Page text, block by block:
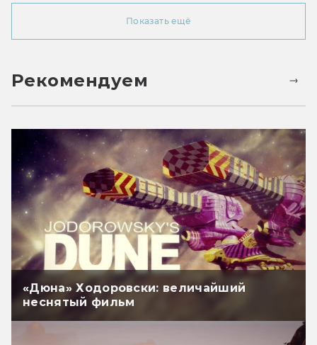
Показать ещё
Рекомендуем
«Дюна» Ходоровски: величайший
неснятый фильм